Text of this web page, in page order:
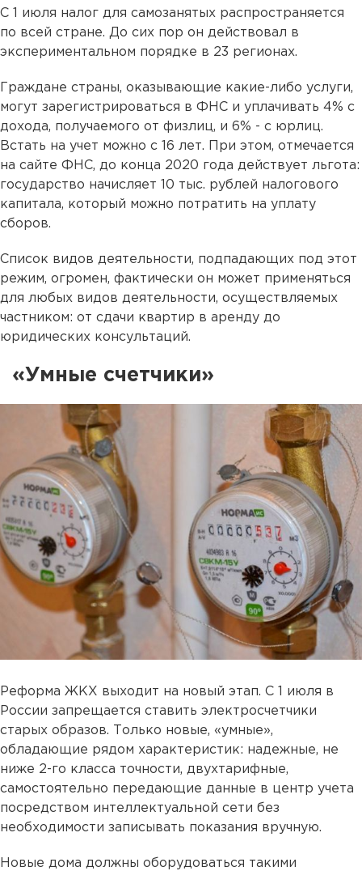
С 1 июля налог для самозанятых распространяется
по всей стране. До сих пор он действовал в
экспериментальном порядке в 23 регионах.
Граждане страны, оказывающие какие-либо услуги,
могут зарегистрироваться в ФНС и уплачивать 4% с
дохода, получаемого от физлиц, и 6% - с юрлиц.
Встать на учет можно с 16 лет. При этом, отмечается
на сайте ФНС, до конца 2020 года действует льгота:
государство начисляет 10 тыс. рублей налогового
капитала, который можно потратить на уплату
сборов.
Список видов деятельности, подпадающих под этот
режим, огромен, фактически он может применяться
для любых видов деятельности, осуществляемых
частником: от сдачи квартир в аренду до
юридических консультаций.
«Умные счетчики»
Реформа ЖКХ выходит на новый этап. С 1 июля в
России запрещается ставить электросчетчики
старых образов. Только новые, «умные»,
обладающие рядом характеристик: надежные, не
ниже 2-го класса точности, двухтарифные,
самостоятельно передающие данные в центр учета
посредством интеллектуальной сети без
необходимости записывать показания вручную.
Новые дома должны оборудоваться такими